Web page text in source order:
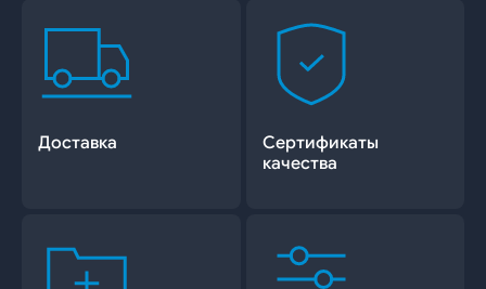
Доставка
Сертификаты
качества